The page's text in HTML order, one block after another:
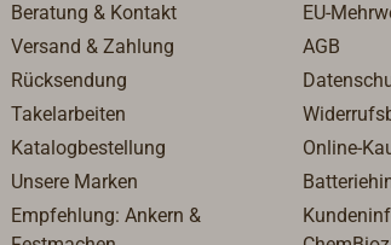
Beratung & Kontakt
Versand & Zahlung
Rücksendung
Takelarbeiten
Katalogbestellung
Unsere Marken
Empfehlung: Ankern &
EU-
AGB
Online-